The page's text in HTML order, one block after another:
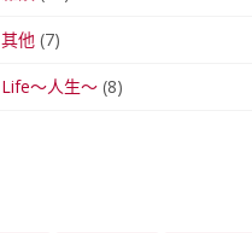
其他 (7)
Life～人生～(8)